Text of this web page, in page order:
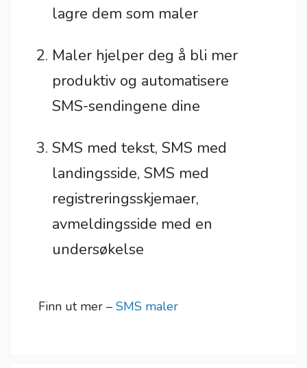
lagre dem som maler
Maler hjelper deg å bli mer
produktiv og automatisere
SMS-sendingene dine
SMS med tekst, SMS med
landingsside, SMS med
registreringsskjemaer,
avmeldingsside med en
undersøkelse
Finn ut mer – SMS maler